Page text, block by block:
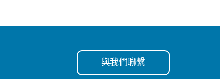
與我們聯繫